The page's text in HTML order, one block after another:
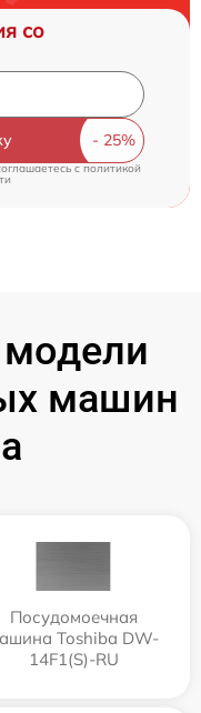
со
cполитикой
машин
Посудомоечная
Toshiba DW-
14F1(S)-RU